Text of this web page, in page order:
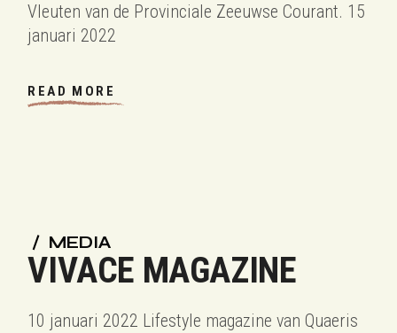
Vleuten van de Provinciale Zeeuwse Courant. 15
januari 2022
READ MORE
MEDIA
VIVACE MAGAZINE
10 januari 2022 Lifestyle magazine van Quaeris